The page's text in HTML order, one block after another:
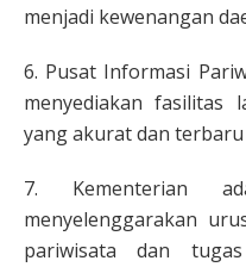
menjadi kewenangan
6. Pusat Informasi
menyediakan fasilitas
yang akurat dan
7. Kementerian
menyelenggarakan
pariwisata dan